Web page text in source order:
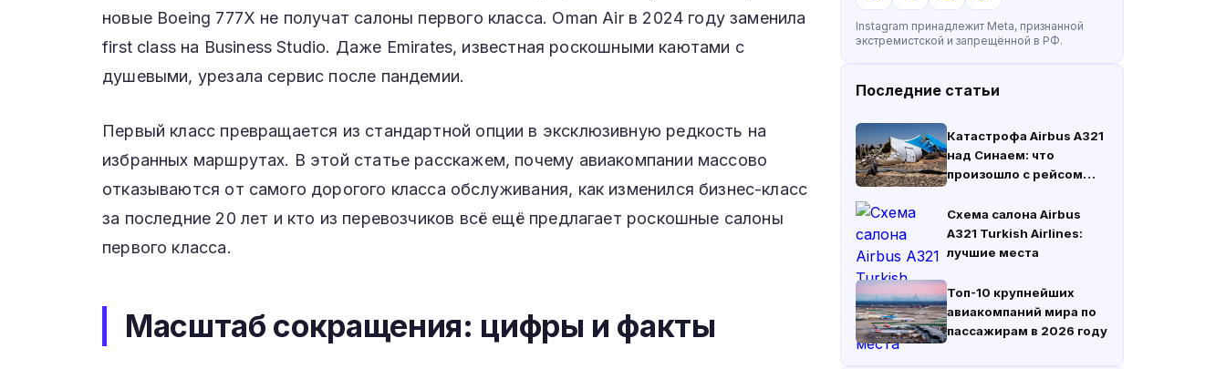
новые Boeing 777X не получат салоны первого класса. Oman Air в 2024 году заменила
first class на Business Studio. Даже Emirates, известная роскошными каютами с
душевыми, урезала сервис после пандемии.
Первый класс превращается из стандартной опции в эксклюзивную редкость на
избранных маршрутах. В этой статье расскажем, почему авиакомпании массово
отказываются от самого дорогого класса обслуживания, как изменился бизнес-класс
за последние 20 лет и кто из перевозчиков всё ещё предлагает роскошные салоны
первого класса.
Масштаб сокращения: цифры и факты
Instagram принадлежит Meta, признанной
экстремистской и запрещённой в РФ.
Последние статьи
Катастрофа Airbus A321
над Синаем: что
произошло с рейсом
октября 2015 года
Схема салона Airbus
A321 Turkish Airlines:
лучшие места
Топ-10 крупнейших
авиакомпаний мира по
пассажирам в 2026 году